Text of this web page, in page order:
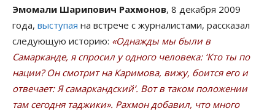
Эмомали Шарипович Рахмонов, 8 декабря 2009
года, выступая на встрече с журналистами, рассказал
следующую историю: «Однажды мы были в
Самарканде, я спросил у одного человека: ‘Кто ты по
нации? Он смотрит на Каримова, вижу, боится его и
отвечает: Я самаркандский’. Вот в таком положении
там сегодня таджики». Рахмон добавил, что много